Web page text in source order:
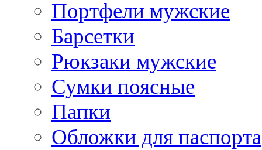
Портфели мужские
Барсетки
Рюкзаки мужские
Сумки поясные
Папки
Обложки для паспорта